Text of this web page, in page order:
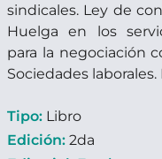
sindicales. Ley de
Huelga en los
para la negociación
Sociedades
Tipo: Libro
Edición: 2da